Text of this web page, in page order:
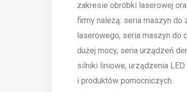
zakresie obróbki laserowej
firmy należą: seria maszyn do
laserowego, seria maszyn do
dużej mocy, seria urządzeń
silniki liniowe, urządzenia
i produktów pomocniczych.